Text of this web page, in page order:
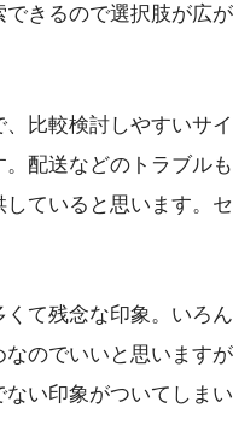
きるので選択肢が広
比較検討しやすいサ
配送などのトラブル
ていると思います。
て残念な印象。いろ
のでいいと思います
い印象がついてしま